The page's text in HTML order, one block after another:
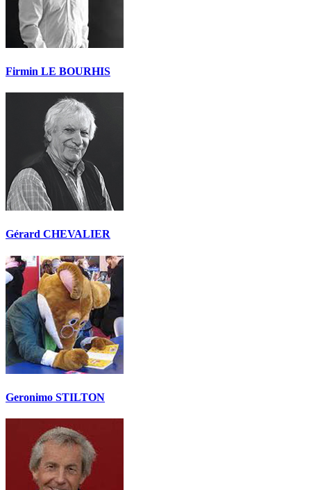
Firmin LE BOURHIS
Gérard CHEVALIER
Geronimo STILTON